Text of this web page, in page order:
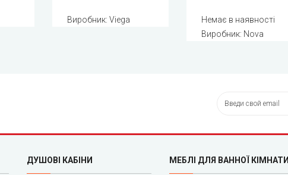
Виробник:Viega
Немає в наявності
Виробник: Nova
ДУШОВІ КАБІНИ МЕБЛІ ДЛЯ ВАННОЇ КІМНАТИ